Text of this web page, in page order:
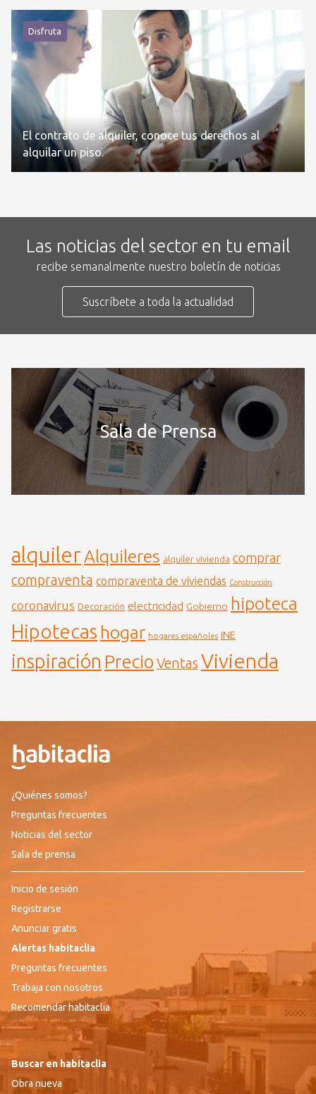
Disfruta
El contrato de alquiler, conoce tus derechos al
alquilar un piso.
Las noticias del sector en tu email
recibe semanalmente nuestro boletín de noticias
Suscríbete a toda la actualidad
Sala de Prensa
alquiler Alquileres alquiler vivienda comprar
compraventa compraventa de viviendas Construcción
coronavirus Decoración electricidad Gobierno hipoteca
Hipotecas hogar hogares españoles INE
inspiración Precio Ventas Vivienda
¿Quiénes somos?
Preguntas frecuentes
Noticias del sector
Sala de prensa
Inicio de sesión
Registrarse
Anunciar gratis
Alertas habitaclia
Preguntas frecuentes
Trabaja con nosotros
Recomendar habitaclia
Buscar en habitaclia
Obra nueva